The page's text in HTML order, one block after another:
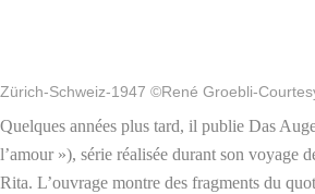
Zürich-Schweiz-1947 ©René Groebli-
Quelques années plus tard, il publie Das
l’amour »), série réalisée durant son voyage
Rita. L’ouvrage montre des fragments du